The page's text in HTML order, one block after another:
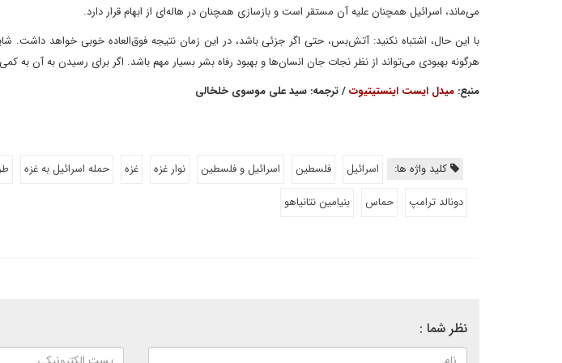
می‌ماند، اسرائیل همچنان علیه آن مستقر است و بازسازی همچنان در هاله‌ای از ابهام قرار دارد.
با این حال، اشتباه نکنید: آتش‌بس، حتی اگر جزئی باشد، در این زمان نتیجه فوق‌العاده خوبی خواهد داشت.
هرگونه بهبودی می‌تواند از نظر نجات جان انسان‌ها و بهبود رفاه بشر بسیار مهم باشد. اگر برای رسیدن به آن به کمی
منبع: میدل ایست اینستیتیوت/ ترجمه: سید علی موسوی خلخالی
کلید واژه ها: اسرائیل فلسطین اسرائیل و فلسطین نوار غزه غزه حمله اسرائیل به غزه
دونالد ترامپ
حماس بنیامین نتانیاهو
نظر شما :